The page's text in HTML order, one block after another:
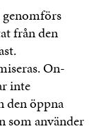
från den
On-
inte
den öppna
som använder